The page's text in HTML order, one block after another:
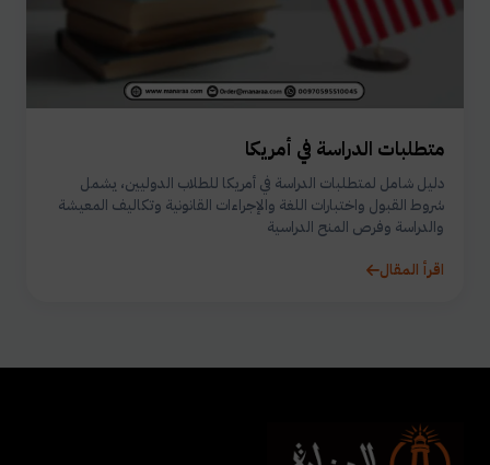
متطلبات الدراسة في أمريكا
دليل شامل لمتطلبات الدراسة في أمريكا للطلاب الدوليين، يشمل
شروط القبول واختبارات اللغة والإجراءات القانونية وتكاليف المعيشة
والدراسة وفرص المنح الدراسية
اقرأ المقال